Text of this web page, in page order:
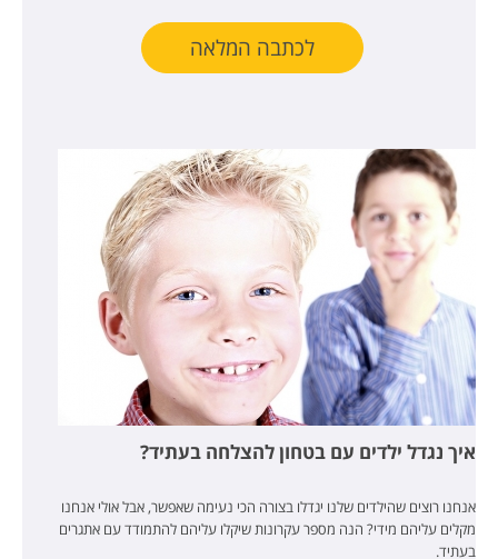
לכתבה המלאה
איך נגדל ילדים עם בטחון להצלחה בעתיד?
אנחנו רוצים שהילדים שלנו יגדלו בצורה הכי נעימה שאפשר, אבל אולי אנחנו
מקלים עליהם מידי? הנה מספר עקרונות שיקלו עליהם להתמודד עם אתגרים
בעתיד.